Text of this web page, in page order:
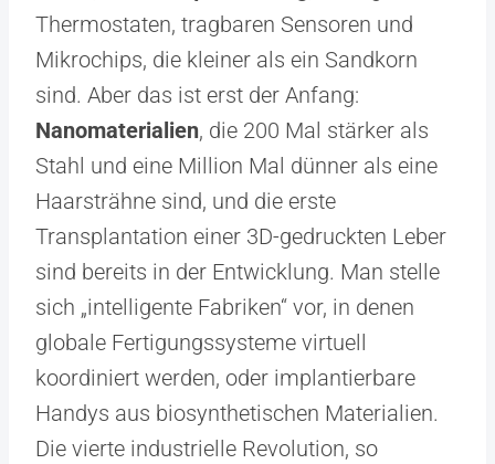
Thermostaten, tragbaren Sensoren und
Mikrochips, die kleiner als ein Sandkorn
sind. Aber das ist erst der Anfang:
Nanomaterialien, die 200 Mal stärker als
Stahl und eine Million Mal dünner als eine
Haarsträhne sind, und die erste
Transplantation einer 3D-gedruckten Leber
sind bereits in der Entwicklung. Man stelle
sich „intelligente Fabriken“ vor, in denen
globale Fertigungssysteme virtuell
koordiniert werden, oder implantierbare
Handys aus biosynthetischen Materialien.
Die vierte industrielle Revolution, so